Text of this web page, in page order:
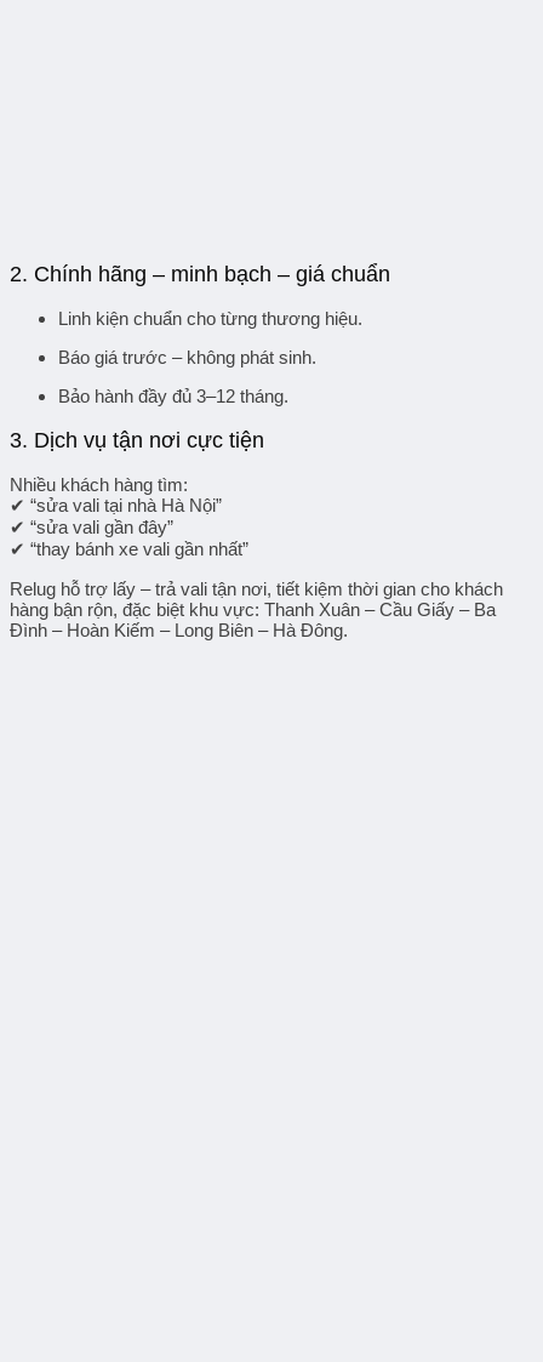
2. Chính hãng – minh bạch – giá chuẩn
Linh kiện chuẩn cho từng thương hiệu.
Báo giá trước – không phát sinh.
Bảo hành đầy đủ 3–12 tháng.
3. Dịch vụ tận nơi cực tiện
Nhiều khách hàng tìm:
✔ “sửa vali tại nhà Hà Nội”
✔ “sửa vali gần đây”
✔ “thay bánh xe vali gần nhất”
Relug hỗ trợ lấy – trả vali tận nơi, tiết kiệm thời gian cho khách
hàng bận rộn, đặc biệt khu vực: Thanh Xuân – Cầu Giấy – Ba
Đình – Hoàn Kiếm – Long Biên – Hà Đông.